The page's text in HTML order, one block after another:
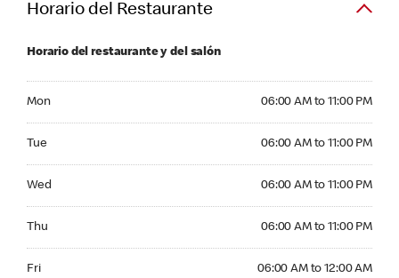
Horario del Restaurante
Horario del restaurante y del salón
Mon 06:00 AM to 11:00 PM
Tue 06:00 AM to 11:00 PM
Wed 06:00 AM to 11:00 PM
Thu 06:00 AM to 11:00 PM
Fri 06:00 AM to 12:00 AM